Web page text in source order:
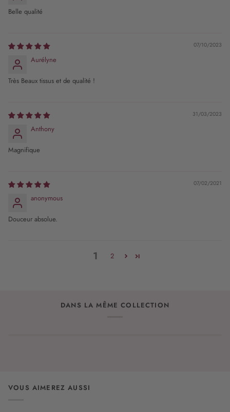
Belle qualité
07/10/2023
Aurélyne
Très Beaux tissus et de qualité !
31/03/2023
Anthony
Magnifique
07/02/2021
anonymous
Douceur absolue.
1 2
DANS LA MÊME COLLECTION
VOUS AIMEREZ AUSSI